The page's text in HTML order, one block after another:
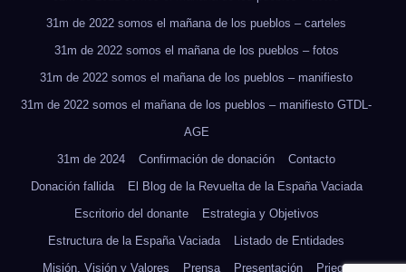
31m de 2022 somos el mañana de los pueblos – carteles
31m de 2022 somos el mañana de los pueblos – fotos
31m de 2022 somos el mañana de los pueblos – manifiesto
31m de 2022 somos el mañana de los pueblos – manifiesto GTDL-
AGE
31m de 2024
Confirmación de donación
Contacto
Donación fallida
El Blog de la Revuelta de la España Vaciada
Escritorio del donante
Estrategia y Objetivos
Estructura de la España Vaciada
Listado de Entidades
Misión, Visión y Valores
Prensa Presentación Priego